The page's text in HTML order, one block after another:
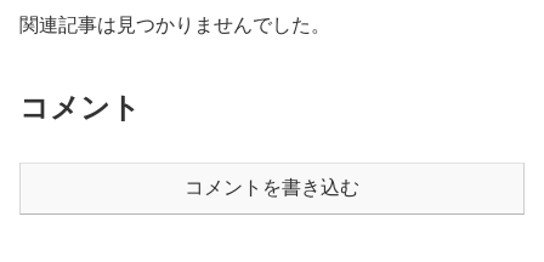
関連記事は見つかりませんでした。
コメント
コメントを書き込む